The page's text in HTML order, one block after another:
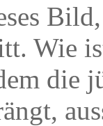
Wie
die